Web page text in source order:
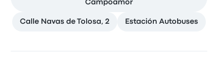
Campoamor
Calle Navas de Tolosa, 2 Estación Autobuses